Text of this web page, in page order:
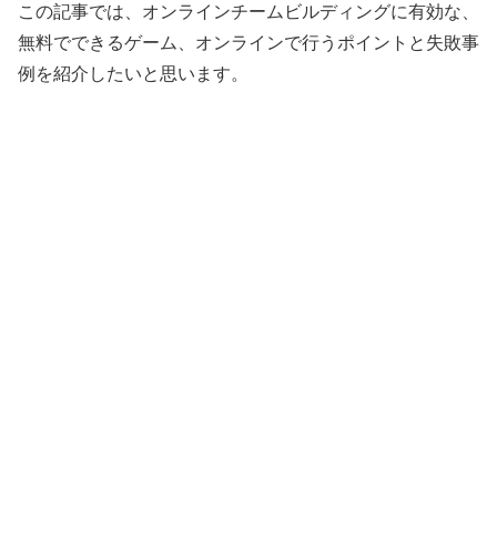
この記事では、オンラインチームビルディングに有効な、
無料でできるゲーム、オンラインで行うポイントと失敗事
例を紹介したいと思います。